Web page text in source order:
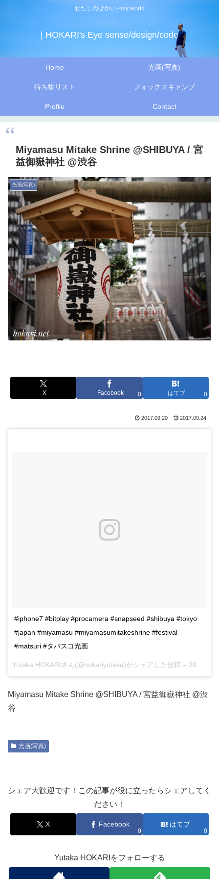
わたしのせかい - my world
| HOKARI's Eye sense/design/code
Home 光画(写真)
持ち物リスト フォックスキャンプ
Profile Contact
Miyamasu Mitake Shrine @SHIBUYA / 宮
益御嶽神社 @渋谷
光画(写真)
X Facebook 0 はてブ 0
2017.09.20 2017.09.24
#iphone7 #bitplay #procamera #snapseed #shibuya #tokyo
#japan #miyamasu #miyamasumitakeshrine #festival
#matsuri #タバスコ光画
Yutaka HOKARIさん(@hokariyutaka)がシェアした投稿 – 2017 9月 20 7:52午後 PDT
Miyamasu Mitake Shrine @SHIBUYA / 宮益御嶽神社 @渋
谷
光画(写真)
シェア大歓迎です！この記事が役に立ったらシェアしてく
ださい！
X Facebook
0
はてブ
0
Yutaka HOKARIをフォローする